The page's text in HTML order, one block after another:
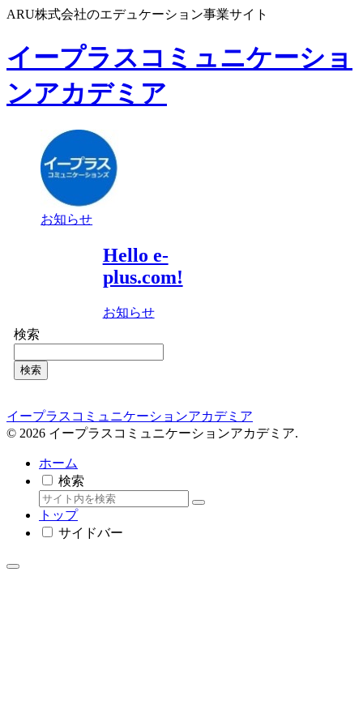
ARU株式会社のエデュケーション事業サイト
イープラスコミュニケーショ
ンアカデミア
お知らせ
Hello e-
plus.com!
お知らせ
検索
検索
イープラスコミュニケーションアカデミア
© 2026 イープラスコミュニケーションアカデミア.
ホーム
検索
トップ
サイドバー